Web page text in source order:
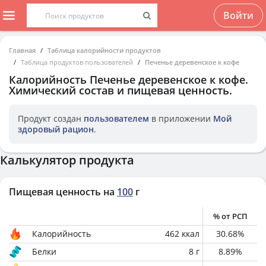
Войти
Главная
Таблица калорийности продуктов
Таблица продуктов пользователей
Печенье деревенское к кофе
Калорийность Печенье деревенское к кофе.
Химический состав и пищевая ценность.
Продукт создан пользователем в приложении Мой
здоровый рацион.
Калькулятор продукта
Пищевая ценность на 100 г
% от РСП
Калорийность 462 ккал 30.68%
Белки
8 г 8.89%